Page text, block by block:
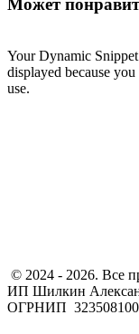
Может
Your Dynamic
displayed because
use.
© 2024 - 2026. Все
ИП Шилкин
ОГРНИП